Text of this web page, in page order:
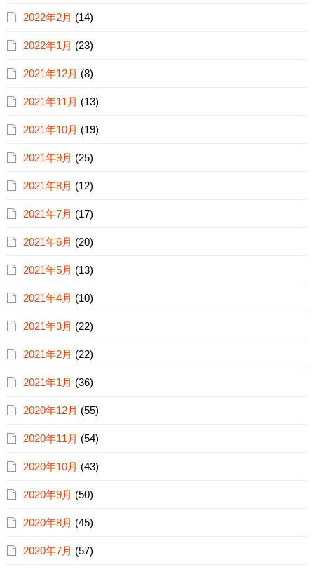
2022年2月 (14)
2022年1月 (23)
2021年12月 (8)
2021年11月 (13)
2021年10月 (19)
2021年9月 (25)
2021年8月 (12)
2021年7月 (17)
2021年6月 (20)
2021年5月 (13)
2021年4月 (10)
2021年3月 (22)
2021年2月 (22)
2021年1月 (36)
2020年12月 (55)
2020年11月 (54)
2020年10月 (43)
2020年9月 (50)
2020年8月 (45)
2020年7月 (57)